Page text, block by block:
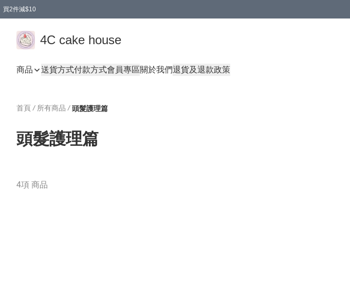
買2件減$10
4C cake house
商品 送貨方式付款方式會員專區關於我們退貨及退款政策
首頁 / 所有商品 / 頭髮護理篇
頭髮護理篇
4項 商品